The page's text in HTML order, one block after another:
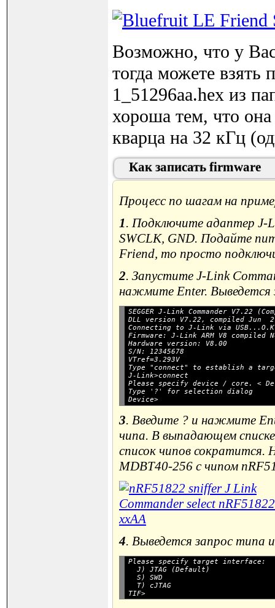
Возможно, что у
тогда можете
1_51296aa.hex из
хороша тем, что
кварца на 32 кГц
Как записать firmware
Процесс по шагам на
1. Подключите адаптер J-
SWCLK, GND. Подайте
Friend, то просто
2. Запустите J-Link
нажмите Enter. Выведется
SEGGER J-Link Commander V7.22
Connecting to J-Link via
Firmware: J-Link ARM V8 compiled
Hardware version: V8.00
S/N: 12345678
Type "connect" to establish a
J-Link>connect
Please specify device / core. <
Type '?' for selection dialog
3. Введите ? и нажмите
чипа. В выпадающем
список чипов сократится.
MDBT40-256 с чипом
4. Выведется запрос типа
Please specify target interface:
  J) JTAG (Default)
  S) SWD
  T) cJTAG